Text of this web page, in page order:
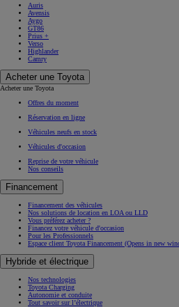
Auris
Avensis
Aygo
GT86
Prius +
Verso
Highlander
Camry
Acheter une Toyota
Acheter une Toyota
Offres du moment
Réservation en ligne
Véhicules neufs en stock
Véhicules d'occasion
Reprise de votre véhicule
Nos conseils
Financement
Financement des véhicules
Nos solutions de location en LOA ou LLD
Vous préférez acheter ?
Financez votre véhicule d'occasion
Pour les Professionnels
Espace client Toyota Financement (Opens in new
Hybride et électrique
Nos technologies
Toyota Charging
Autonomie et conduite
Tout savoir sur l’électrique